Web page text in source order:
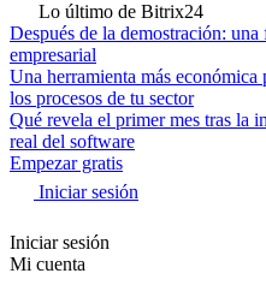
Lo último de Bitrix24
Después de la demostración:
empresarial
Una herramienta más económica
los procesos de tu sector
Qué revela el primer mes tras la
real del software
Empezar gratis
Iniciar sesión
Iniciar sesión
Mi cuenta